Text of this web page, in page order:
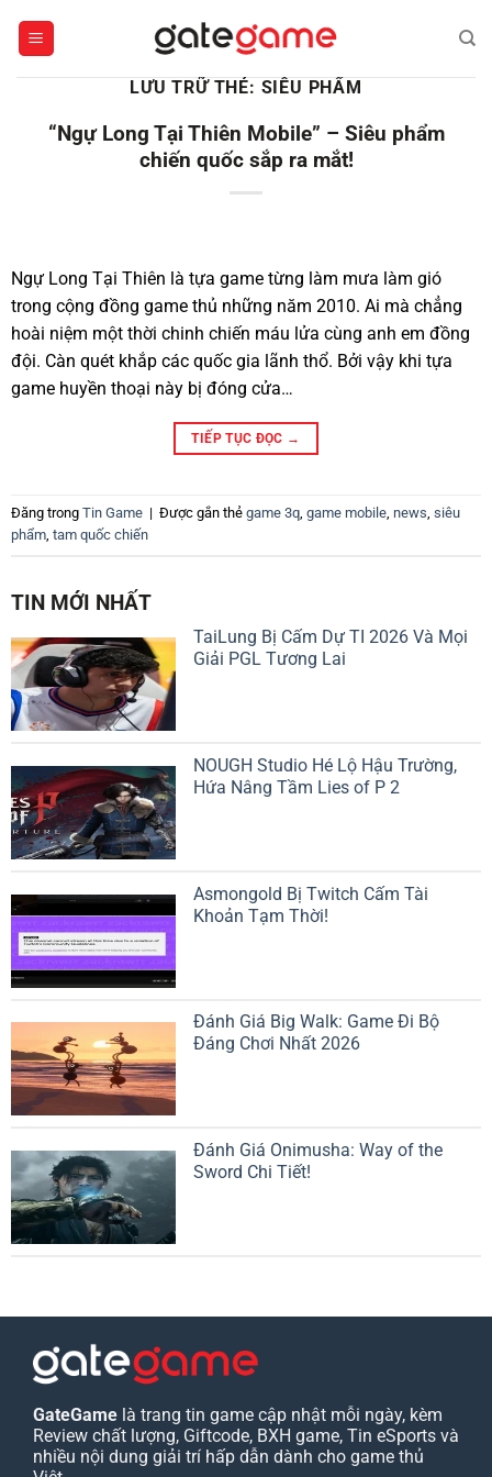
LƯU TRỮ THẺ: SIÊU PHẨM
“Ngự Long Tại Thiên Mobile” – Siêu phẩm
chiến quốc sắp ra mắt!
Ngự Long Tại Thiên là tựa game từng làm mưa làm gió
trong cộng đồng game thủ những năm 2010. Ai mà chẳng
hoài niệm một thời chinh chiến máu lửa cùng anh em đồng
đội. Càn quét khắp các quốc gia lãnh thổ. Bởi vậy khi tựa
game huyền thoại này bị đóng cửa…
TIẾP TỤC ĐỌC →
Đăng trong Tin Game | Được gắn thẻ game 3q, game mobile, news, siêu
phẩm, tam quốc chiến
TIN MỚI NHẤT
TaiLung Bị Cấm Dự TI 2026 Và Mọi
Giải PGL Tương Lai
NOUGH Studio Hé Lộ Hậu Trường,
Hứa Nâng Tầm Lies of P 2
Asmongold Bị Twitch Cấm Tài
Khoản Tạm Thời!
Đánh Giá Big Walk: Game Đi Bộ
Đáng Chơi Nhất 2026
Đánh Giá Onimusha: Way of the
Sword Chi Tiết!
GateGame là trang tin game cập nhật mỗi ngày, kèm
Review chất lượng, Giftcode, BXH game, Tin eSports và
nhiều nội dung giải trí hấp dẫn dành cho game thủ